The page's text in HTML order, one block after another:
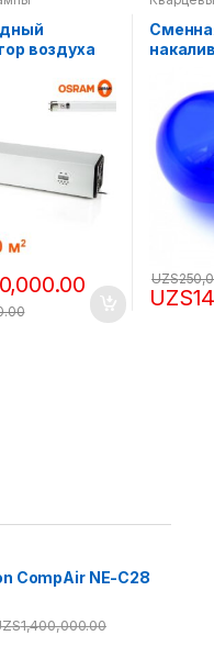
воздуха
UZS
UZS
CompAir NE-C28
1,400,000.00